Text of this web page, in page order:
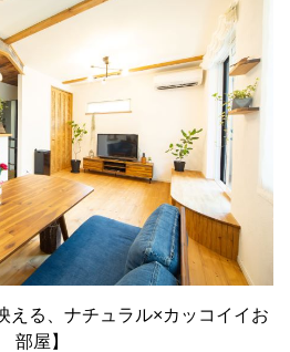
える、ナチュラル×カッコイイお
部屋】